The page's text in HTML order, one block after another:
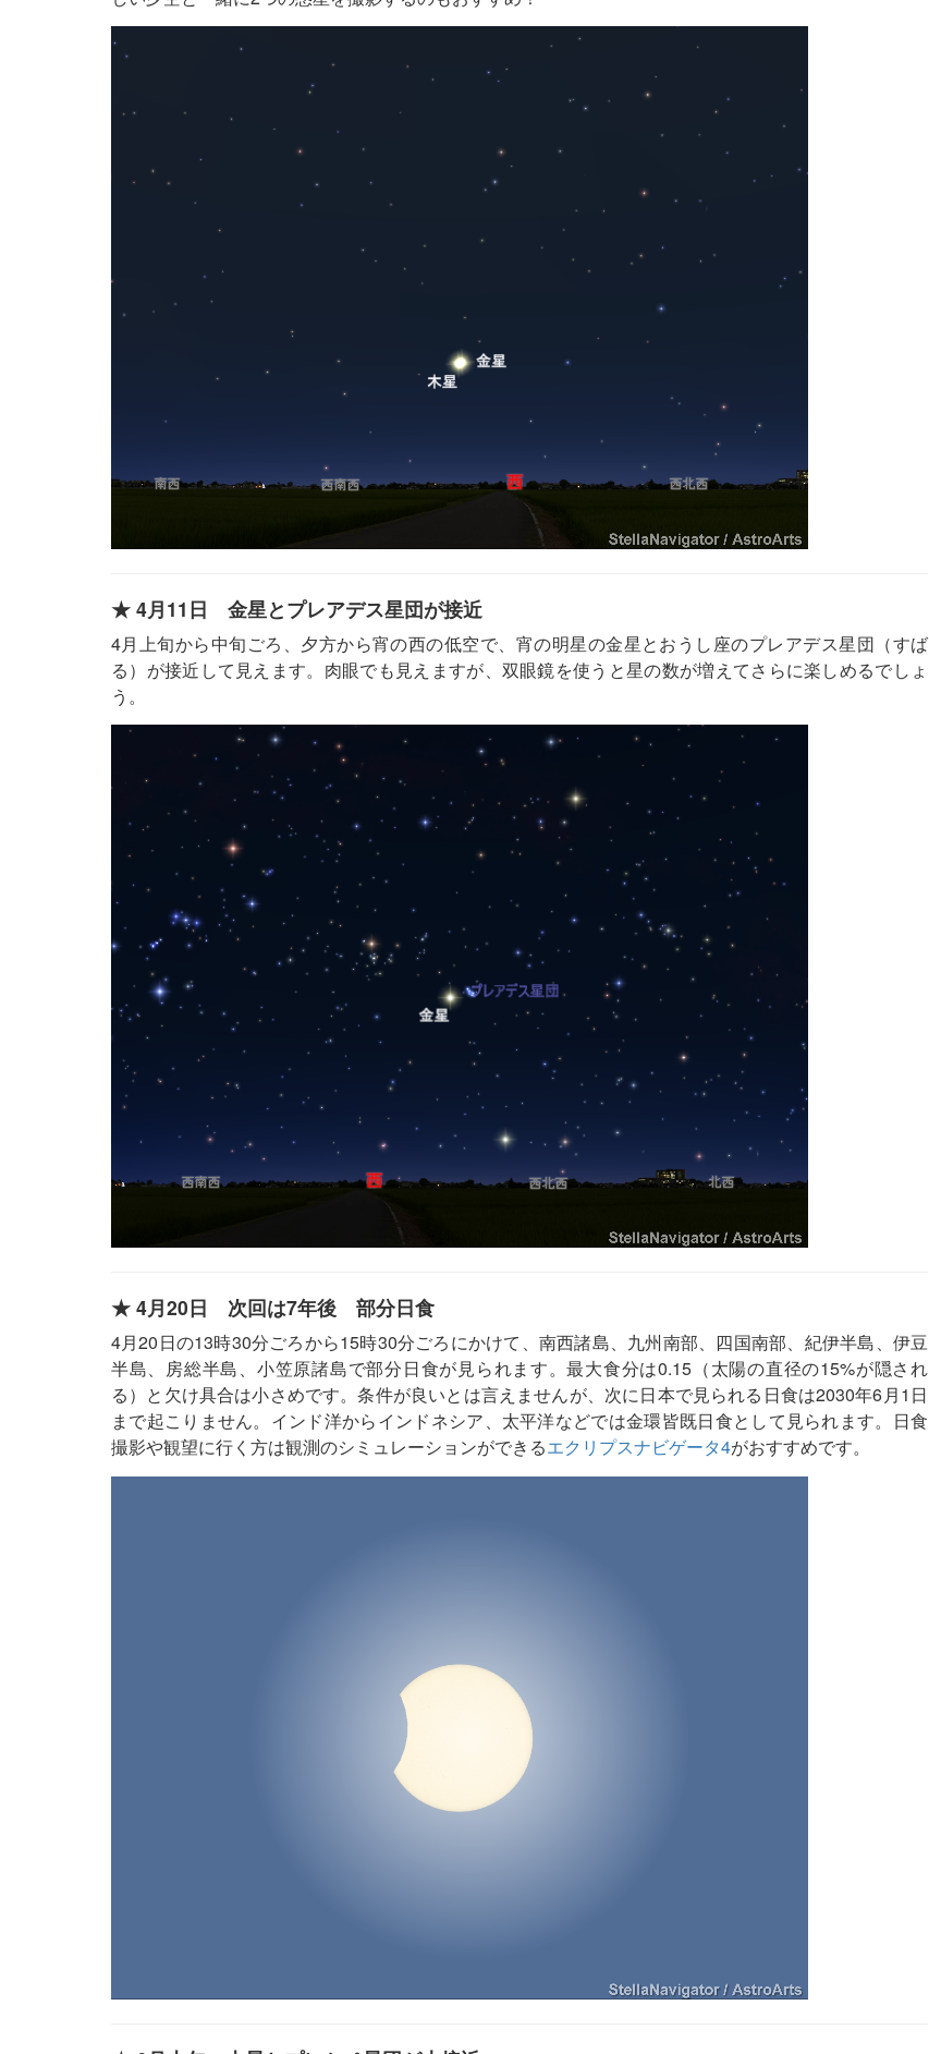
★ 4月11日 金星とプレアデス星団が接近
4月上旬から中旬ごろ、夕方から宵の西の低空で、宵の明星の金星とおうし座のプレアデス星団（すば
る）が接近して見えます。肉眼でも見えますが、双眼鏡を使うと星の数が増えてさらに楽しめるでしょ
う。
★ 4月20日 次回は7年後 部分日食
4月20日の13時30分ごろから15時30分ごろにかけて、南西諸島、九州南部、四国南部、紀伊半島、伊豆
半島、房総半島、小笠原諸島で部分日食が見られます。最大食分は0.15（太陽の直径の15%が隠され
る）と欠け具合は小さめです。条件が良いとは言えませんが、次に日本で見られる日食は2030年6月1日
まで起こりません。インド洋からインドネシア、太平洋などでは金環皆既日食として見られます。日食
撮影や観望に行く方は観測のシミュレーションができるエクリプスナビゲータ4がおすすめです。